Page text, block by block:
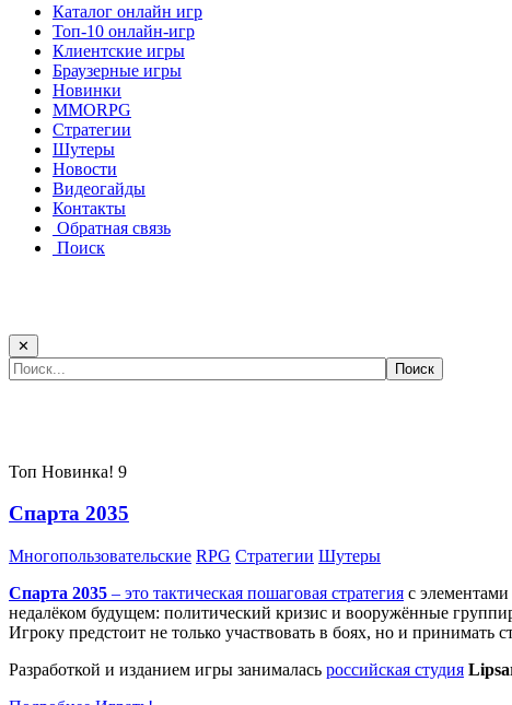
Каталог онлайн игр
Топ-10 онлайн-игр
Клиентские игры
Браузерные игры
Новинки
MMORPG
Стратегии
Шутеры
Новости
Видеогайды
Контакты
Обратная связь
Поиск
✕
Топ Новинка! 9
Спарта 2035
Многопользовательские RPG Стратегии Шутеры
Спарта 2035 – это тактическая пошаговая стратегия с элементами
недалёком будущем: политический кризис и вооружённые
Игроку предстоит не только участвовать в боях, но и принимать
Разработкой и изданием игры занималась российская студия